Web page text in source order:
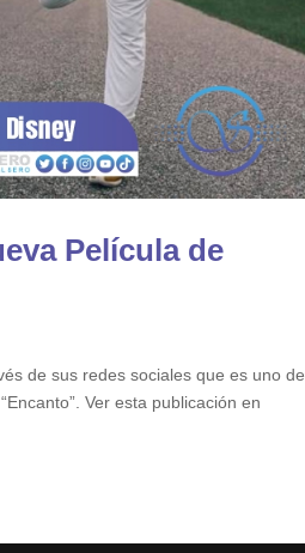
Película de
de sus redes sociales que es uno de
Ver esta publicación en